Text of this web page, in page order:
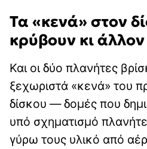
Τα «κενά» στον
κρύβουν κι
Και οι δύο πλανήτες
ξεχωριστά «κενά» του
δίσκου — δομές που
υπό σχηματισμό
γύρω τους υλικό από